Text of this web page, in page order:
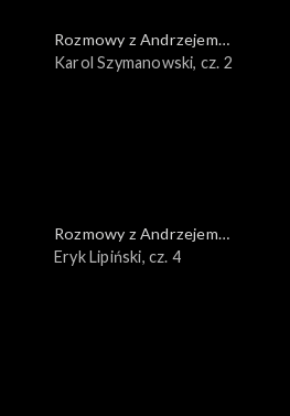
Rozmowy z Andrzejem
Doboszem
Karol Szymanowski, cz. 2
Rozmowy z Andrzejem
Doboszem
Eryk Lipiński, cz. 4